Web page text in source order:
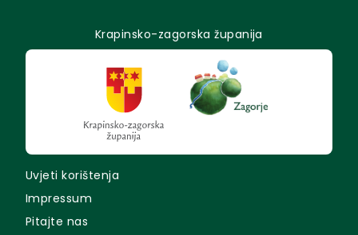
Krapinsko-zagorska županija
Uvjeti korištenja
Impressum
Pitajte nas